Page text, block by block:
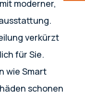
moderner,
verkürzt
für Sie.
wie Smart
schonen